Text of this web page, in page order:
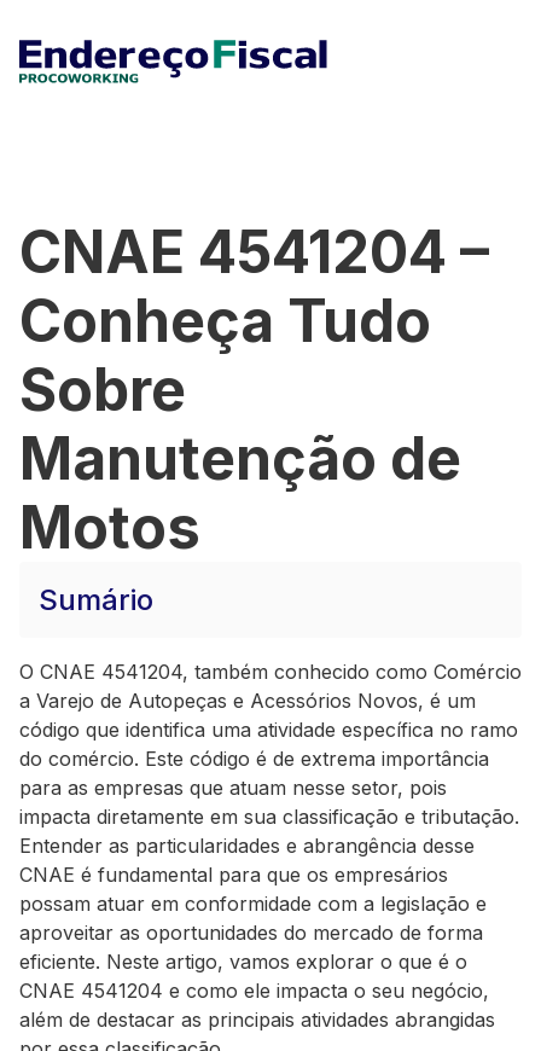
CNAE 4541204 –
Conheça Tudo
Sobre
Manutenção de
Motos
Sumário
O CNAE 4541204, também conhecido como Comércio
a Varejo de Autopeças e Acessórios Novos, é um
código que identifica uma atividade específica no ramo
do comércio. Este código é de extrema importância
para as empresas que atuam nesse setor, pois
impacta diretamente em sua classificação e tributação.
Entender as particularidades e abrangência desse
CNAE é fundamental para que os empresários
possam atuar em conformidade com a legislação e
aproveitar as oportunidades do mercado de forma
eficiente. Neste artigo, vamos explorar o que é o
CNAE 4541204 e como ele impacta o seu negócio,
além de destacar as principais atividades abrangidas